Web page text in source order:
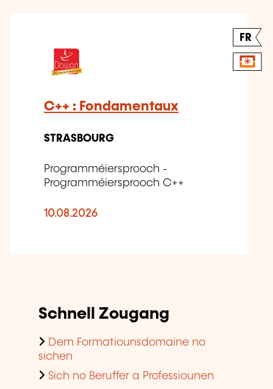
FR
C++ : Fondamentaux
STRASBOURG
Programméiersprooch -
Programméiersprooch C++
10.08.2026
Schnell Zougang
Dem Formatiounsdomaine no
sichen
Sich no Beruffer a Professiounen